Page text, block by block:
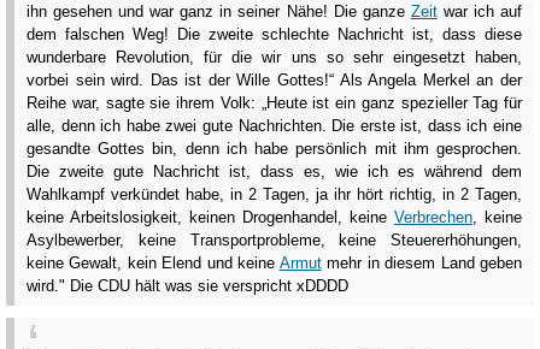
ihn gesehen und war ganz in seiner Nähe! Die ganze Zeitwar ich auf
dem falschen Weg! Die zweite schlechte Nachricht ist, dass diese
wunderbare Revolution, für die wir uns so sehr eingesetzt haben,
vorbei sein wird. Das ist der Wille Gottes!“ Als Angela Merkel an der
Reihe war, sagte sie ihrem Volk: „Heute ist ein ganz spezieller Tag für
alle, denn ich habe zwei gute Nachrichten. Die erste ist, dass ich eine
gesandte Gottes bin, denn ich habe persönlich mit ihm gesprochen.
Die zweite gute Nachricht ist, dass es, wie ich es während dem
Wahlkampf verkündet habe, in 2 Tagen, ja ihr hört richtig, in 2 Tagen,
keine Arbeitslosigkeit, keinen Drogenhandel, keine Verbrechen, keine
Asylbewerber, keine Transportprobleme, keine Steuererhöhungen,
keine Gewalt, kein Elend und keine Armutmehr in diesem Land geben
wird." Die CDU hält was sie verspricht xDDDD